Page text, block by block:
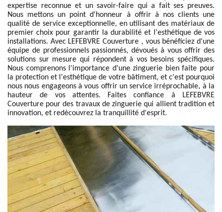
expertise reconnue et un savoir-faire qui a fait ses preuves.
Nous mettons un point d'honneur à offrir à nos clients une
qualité de service exceptionnelle, en utilisant des matériaux de
premier choix pour garantir la durabilité et l'esthétique de vos
installations. Avec LEFEBVRE Couverture , vous bénéficiez d'une
équipe de professionnels passionnés, dévoués à vous offrir des
solutions sur mesure qui répondent à vos besoins spécifiques.
Nous comprenons l'importance d'une zinguerie bien faite pour
la protection et l'esthétique de votre bâtiment, et c'est pourquoi
nous nous engageons à vous offrir un service irréprochable, à la
hauteur de vos attentes. Faites confiance à LEFEBVRE
Couverture pour des travaux de zinguerie qui allient tradition et
innovation, et redécouvrez la tranquillité d'esprit.